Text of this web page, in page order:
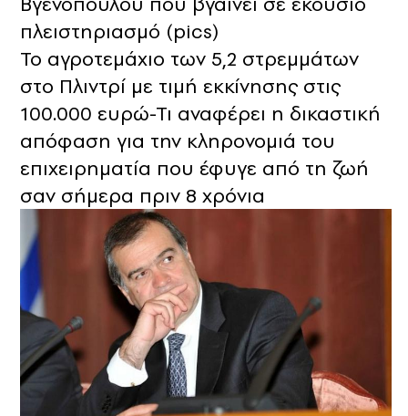
πλειστηριασμό (pics)
Το αγροτεμάχιο των 5,2 στρεμμάτων
στο Πλιντρί με τιμή εκκίνησης στις
100.000 ευρώ-Τι αναφέρει η δικαστική
απόφαση για την κληρονομιά του
επιχειρηματία που έφυγε από τη ζωή
σαν σήμερα πριν 8 χρόνια